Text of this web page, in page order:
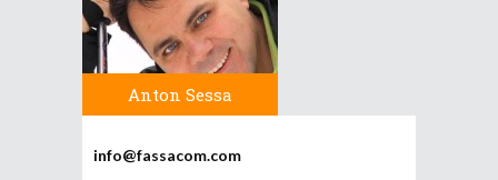
Anton Sessa
info@fassacom.com